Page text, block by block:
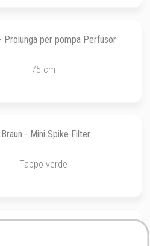
Prolunga per pompa Perfusor
75 cm
- Mini Spike Filter
Tappo verde